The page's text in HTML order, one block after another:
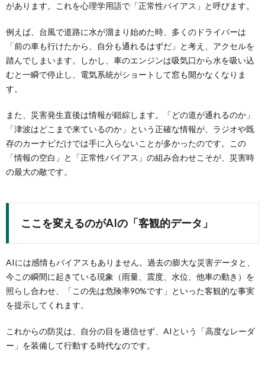
があります。これを心理学用語で「正常性バイアス」と呼びます。
例えば、台風で道路に水が溜まり始めた時、多くのドライバーは
「前の車も行けたから、自分も通れるはずだ」と考え、アクセルを
踏んでしまいます。しかし、車のエンジンは吸気口から水を吸い込
むと一瞬で停止し、電気系統がショートして窓も開かなくなりま
す。
また、災害発生直後は情報が錯綜します。「どの道が通れるのか」
「津波はどこまで来ているのか」という正確な情報が、ラジオや既
存のカーナビだけでは手に入らないことが多かったのです。この
「情報の空白」と「正常性バイアス」の組み合わせこそが、災害時
の最大の敵です。
ここを変えるのがAIの「客観的データ」
AIには感情もバイアスもありません。過去の膨大な災害データと、
今この瞬間に起きている現象（雨量、震度、水位、他車の動き）を
照らし合わせ、「この先は危険率90%です」といった客観的な事実
を提示してくれます。
これからの防災は、自分の目を過信せず、AIという「高度なレーダ
ー」を装備して行動する時代なのです。